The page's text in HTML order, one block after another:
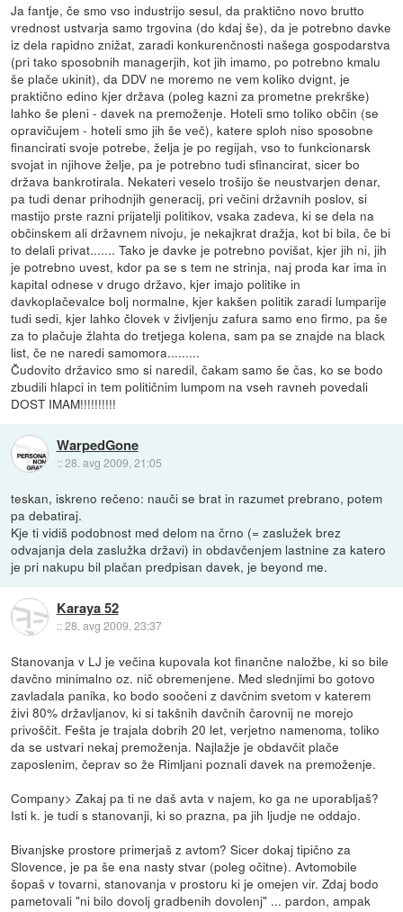
Ja fantje, če smo vso industrijo sesul, da praktično novo brutto
vrednost ustvarja samo trgovina (do kdaj še), da je potrebno davke
iz dela rapidno znižat, zaradi konkurenčnosti našega gospodarstva
(pri tako sposobnih managerjih, kot jih imamo, po potrebno kmalu
še plače ukinit), da DDV ne moremo ne vem koliko dvignt, je
praktično edino kjer država (poleg kazni za prometne prekrške)
lahko še pleni - davek na premoženje. Hoteli smo toliko občin (se
opravičujem - hoteli smo jih še več), katere sploh niso sposobne
financirati svoje potrebe, želja je po regijah, vso to funkcionarsk
svojat in njihove želje, pa je potrebno tudi sfinancirat, sicer bo
država bankrotirala. Nekateri veselo trošijo še neustvarjen denar,
pa tudi denar prihodnjih generacij, pri večini državnih poslov, si
mastijo prste razni prijatelji politikov, vsaka zadeva, ki se dela na
občinskem ali državnem nivoju, je nekajkrat dražja, kot bi bila, če bi
to delali privat....... Tako je davke je potrebno povišat, kjer jih ni, jih
je potrebno uvest, kdor pa se s tem ne strinja, naj proda kar ima in
kapital odnese v drugo državo, kjer imajo politike in
davkoplačevalce bolj normalne, kjer kakšen politik zaradi lumparije
tudi sedi, kjer lahko človek v življenju zafura samo eno firmo, pa še
za to plačuje žlahta do tretjega kolena, sam pa se znajde na black
list, če ne naredi samomora.........
Čudovito državico smo si naredil, čakam samo še čas, ko se bodo
zbudili hlapci in tem političnim lumpom na vseh ravneh povedali
DOST IMAM!!!!!!!!!!
WarpedGone
::28. avg 2009, 21:05
teskan, iskreno rečeno: nauči se brat in razumet prebrano, potem
pa debatiraj.
Kje ti vidiš podobnost med delom na črno (= zaslužek brez
odvajanja dela zaslužka državi) in obdavčenjem lastnine za katero
je pri nakupu bil plačan predpisan davek, je beyond me.
Karaya 52
::28. avg 2009, 23:37
Stanovanja v LJ je večina kupovala kot finančne naložbe, ki so bile
davčno minimalno oz. nič obremenjene. Med slednjimi bo gotovo
zavladala panika, ko bodo soočeni z davčnim svetom v katerem
živi 80% državljanov, ki si takšnih davčnih čarovnij ne morejo
privoščit. Fešta je trajala dobrih 20 let, verjetno namenoma, toliko
da se ustvari nekaj premoženja. Najlažje je obdavčit plače
zaposlenim, čeprav so že Rimljani poznali davek na premoženje.
Company> Zakaj pa ti ne daš avta v najem, ko ga ne uporabljaš?
Isti k. je tudi s stanovanji, ki so prazna, pa jih ljudje ne oddajo.
Bivanjske prostore primerjaš z avtom? Sicer dokaj tipično za
Slovence, je pa še ena nasty stvar (poleg očitne). Avtomobile
šopaš v tovarni, stanovanja v prostoru ki je omejen vir. Zdaj bodo
pametovali "ni bilo dovolj gradbenih dovolenj" ... pardon, ampak